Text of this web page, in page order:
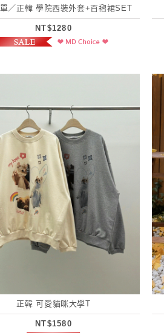
／正韓 學院西裝外套+百褶裙SET
NT$1280
正韓 可愛貓咪大學T
NT$1580